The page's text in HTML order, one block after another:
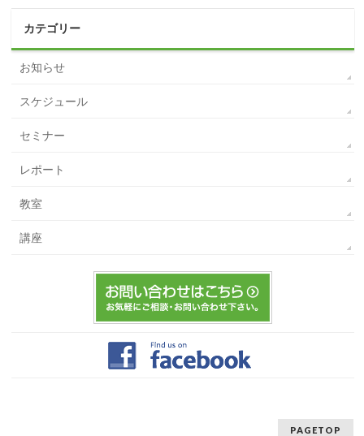
カテゴリー
お知らせ
スケジュール
セミナー
レポート
教室
講座
PAGETOP